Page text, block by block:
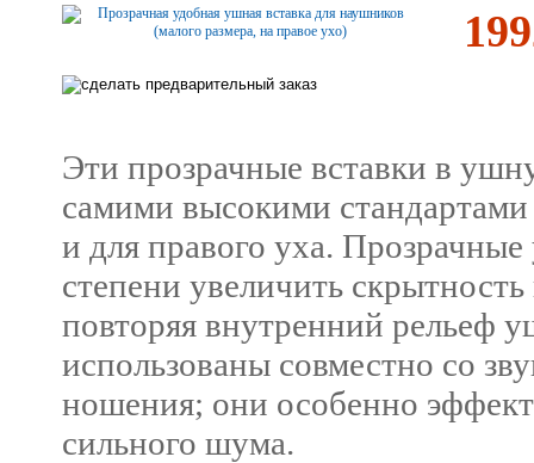
Эти прозрачные вставки в
самими высокими стандартами
и для правого уха.
степени увеличить
повторяя внутренний рельеф
использованы совместно со
ношения; они особенно
сильного шума.